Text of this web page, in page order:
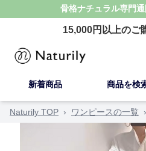
骨格ナチュラル専門通
15,000円以上のご
新着商品 商品を検
Naturily TOP › ワンピースの一覧 ›